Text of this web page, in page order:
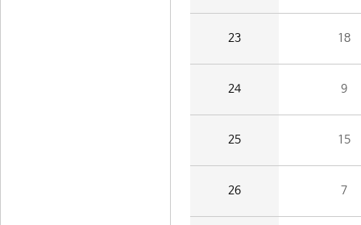
23 18
24 9
25 15
26 7